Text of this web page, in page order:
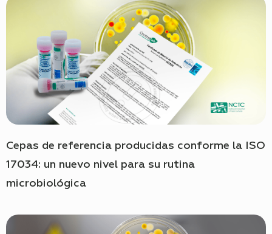
Cepas de referencia producidas conforme la ISO
17034: un nuevo nivel para su rutina
microbiológica